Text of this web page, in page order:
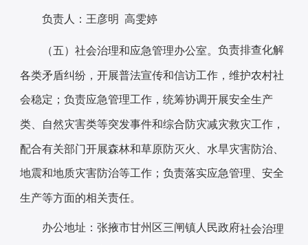
负责人：王彦明 高雯婷
（五）社会治理和应急管理办公室。 负责排查化解
各类矛盾纠纷，开展普法宣传和信访工作，维护农村社
会稳定；负责应急管理工作，统筹协调开展安全生产
类、自然灾害类等突发事件和综合防灾减灾救灾工作，
配合有关部门开展森林和草原防灭火、水旱灾害防治、
地震和地质灾害防治等工作；负责落实应急管理、安全
生产等方面的相关责任。
办公地址：张掖市甘州区三闸镇人民政府社会治理